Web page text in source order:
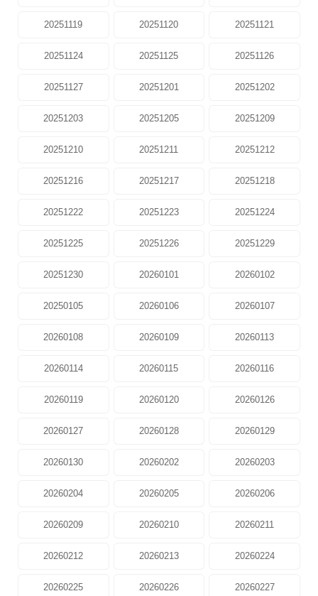
20251119 20251120 20251121
20251124 20251125 20251126
20251127 20251201 20251202
20251203 20251205 20251209
20251210 20251211 20251212
20251216 20251217 20251218
20251222 20251223 20251224
20251225 20251226 20251229
20251230 20260101 20260102
20250105 20260106 20260107
20260108 20260109 20260113
20260114 20260115 20260116
20260119 20260120 20260126
20260127 20260128 20260129
20260130 20260202 20260203
20260204 20260205 20260206
20260209 20260210 20260211
20260212 20260213 20260224
20260225 20260226 20260227